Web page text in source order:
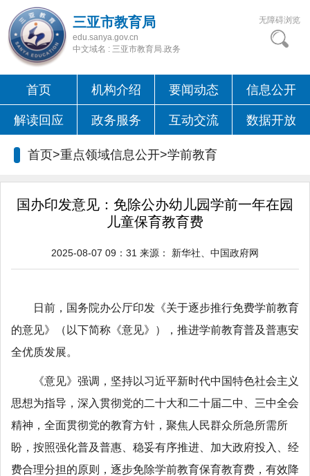
三亚市教育局
edu.sanya.gov.cn
中文域名 : 三亚市教育局.政务
无障碍浏览
首页 机构介绍 要闻动态 信息公开
解读回应 政务服务 互动交流 数据开放
首页>重点领域信息公开>学前教育
国办印发意见：免除公办幼儿园学前一年在园
儿童保育教育费
2025-08-07 09：31 来源： 新华社、中国政府网
日前，国务院办公厅印发《关于逐步推行免费学前教育
的意见》（以下简称《意见》），推进学前教育普及普惠安
全优质发展。
《意见》强调，坚持以习近平新时代中国特色社会主义
思想为指导，深入贯彻党的二十大和二十届二中、三中全会
精神，全面贯彻党的教育方针，聚焦人民群众所急所需所
盼，按照强化普及普惠、稳妥有序推进、加大政府投入、经
费合理分担的原则，逐步免除学前教育保育教育费，有效降